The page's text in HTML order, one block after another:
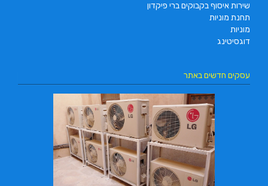
שירות איסוף בקבוקים ברי פיקדון
תחנת מוניות
מוניות
דוגסיטינג
עסקים חדשים באתר